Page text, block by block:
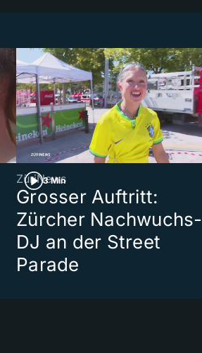
3 Min
ZüriNews
Grosser Auftritt:
Zürcher Nachwuchs-
DJ an der Street
Parade